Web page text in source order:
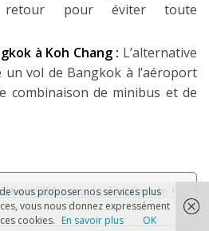
pour éviter toute
à Koh Chang : L’alternative
vol de Bangkok à l’aéroport
combinaison de minibus et de
eSIM pour la Thaïlande !
vous proposer nos services plus
vous nous donnez expressément
cookies. En savoir plus OK